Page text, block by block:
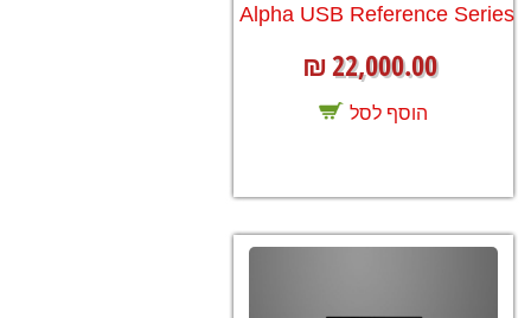
Alpha USB Reference Series
22,000.00
₪
הוסף לסל